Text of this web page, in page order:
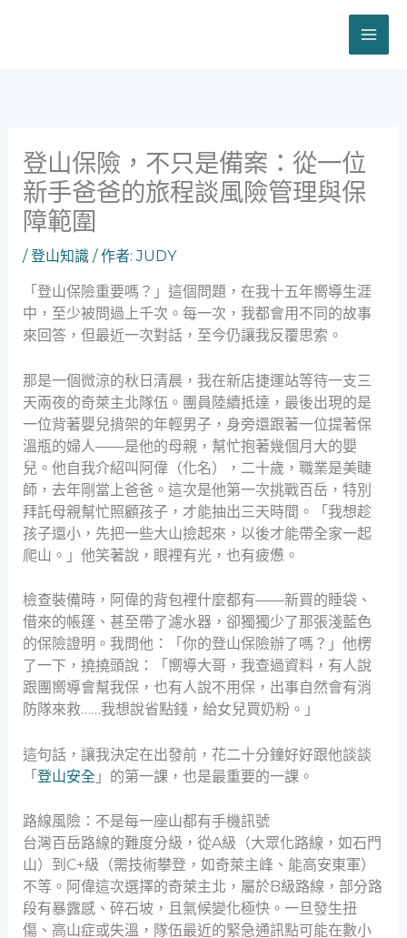
登山保險，不只是備案：從一位
新手爸爸的旅程談風險管理與保
障範圍
/登山知識/ 作者:JUDY
「登山保險重要嗎？」這個問題，在我十五年嚮導生涯
中，至少被問過上千次。每一次，我都會用不同的故事
來回答，但最近一次對話，至今仍讓我反覆思索。
那是一個微涼的秋日清晨，我在新店捷運站等待一支三
天兩夜的奇萊主北隊伍。團員陸續抵達，最後出現的是
一位背著嬰兒揹架的年輕男子，身旁還跟著一位提著保
溫瓶的婦人——是他的母親，幫忙抱著幾個月大的嬰
兒。他自我介紹叫阿偉（化名），二十歲，職業是美睫
師，去年剛當上爸爸。這次是他第一次挑戰百岳，特別
拜託母親幫忙照顧孩子，才能抽出三天時間。「我想趁
孩子還小，先把一些大山撿起來，以後才能帶全家一起
爬山。」他笑著說，眼裡有光，也有疲憊。
檢查裝備時，阿偉的背包裡什麼都有——新買的睡袋、
借來的帳篷、甚至帶了濾水器，卻獨獨少了那張淺藍色
的保險證明。我問他：「你的登山保險辦了嗎？」他楞
了一下，撓撓頭說：「嚮導大哥，我查過資料，有人說
跟團嚮導會幫我保，也有人說不用保，出事自然會有消
防隊來救……我想說省點錢，給女兒買奶粉。」
這句話，讓我決定在出發前，花二十分鐘好好跟他談談
「 登山安全 」的第一課，也是最重要的一課。
路線風險：不是每一座山都有手機訊號
台灣百岳路線的難度分級，從A級（大眾化路線，如石門
山）到C+級（需技術攀登，如奇萊主峰、能高安東軍）
不等。阿偉這次選擇的奇萊主北，屬於B級路線，部分路
段有暴露感、碎石坡，且氣候變化極快。一旦發生扭
傷、高山症或失溫，隊伍最近的緊急通訊點可能在數小